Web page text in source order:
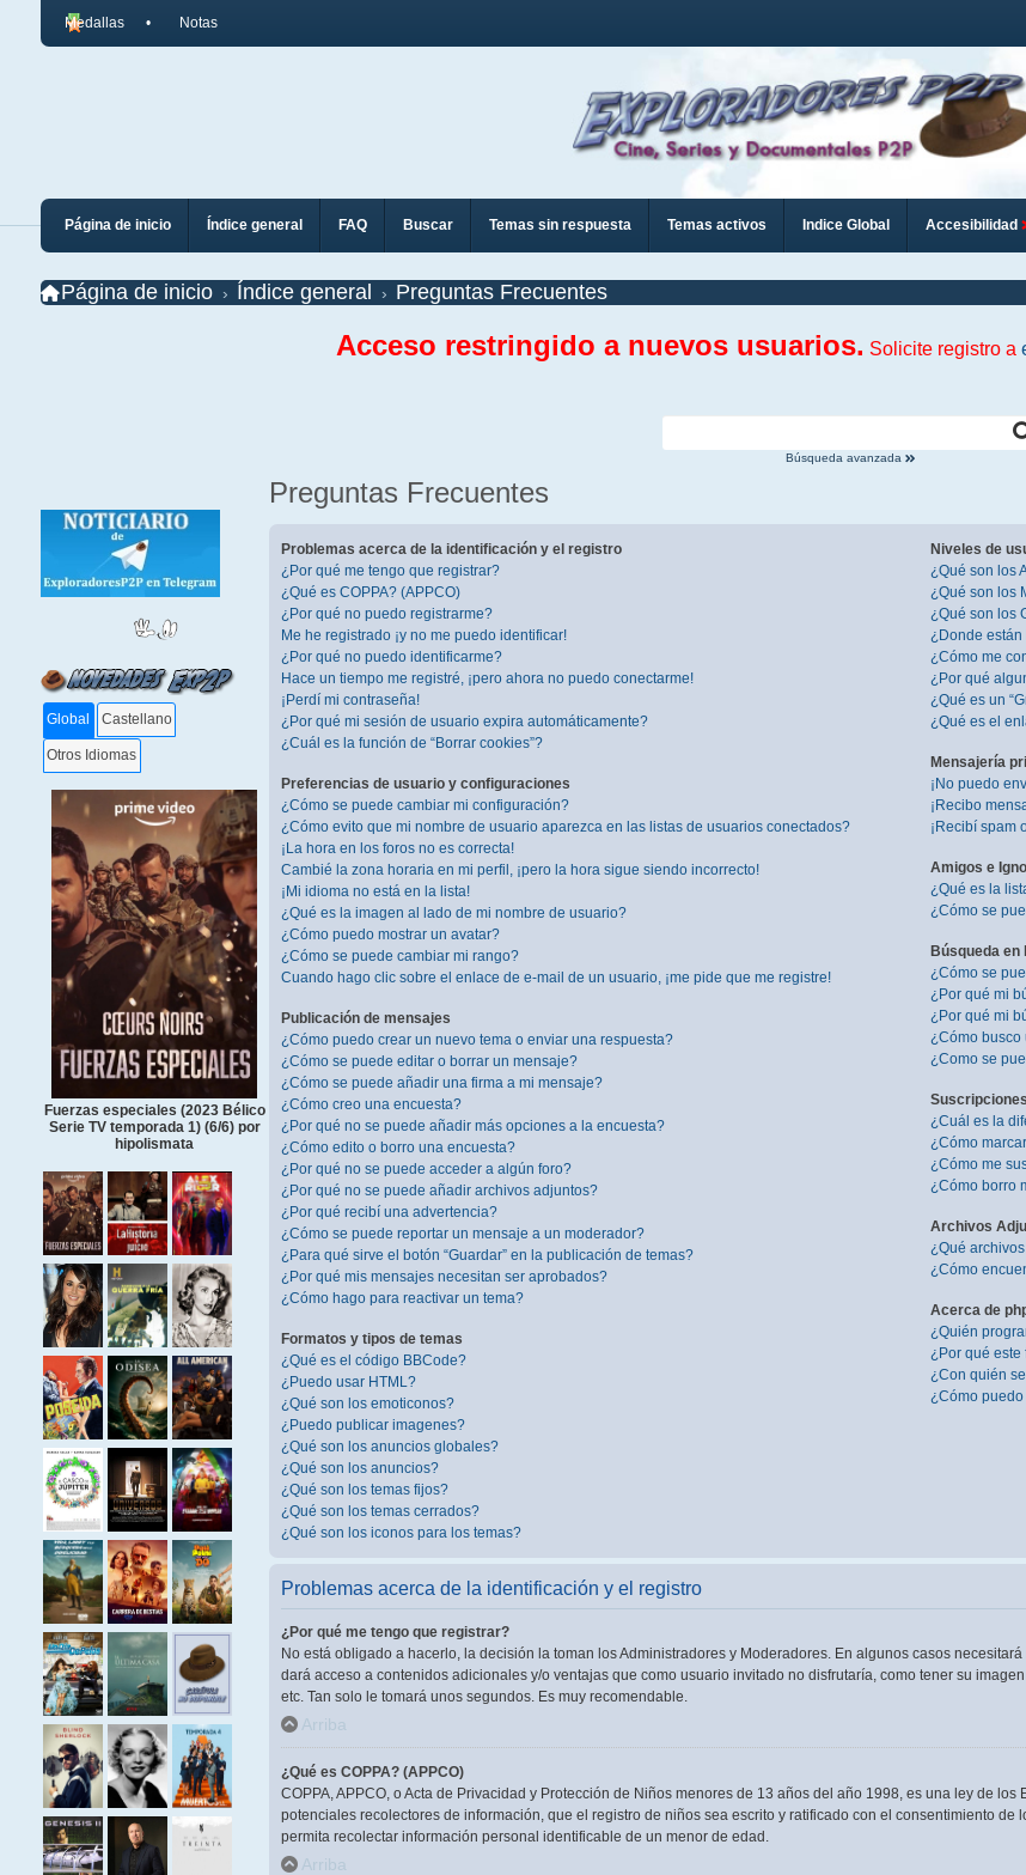
Medallas Notas
Página de inicio Índice general FAQ Buscar Temas sin respuesta Temas activos Indice Global Accesibilidad
Página de inicio Índice general Preguntas Frecuentes
Acceso restringido a nuevos usuarios. Solicite registro a
Búsqueda avanzada
Global Castellano
Otros Idiomas
Fuerzas especiales (2023 Bélico
Serie TV temporada 1) (6/6) por
hipolismata
Preguntas Frecuentes
Problemas acerca de la identificación y el registro
¿Por qué me tengo que registrar?
¿Qué es COPPA? (APPCO)
¿Por qué no puedo registrarme?
Me he registrado ¡y no me puedo identificar!
¿Por qué no puedo identificarme?
Hace un tiempo me registré, ¡pero ahora no puedo conectarme!
¡Perdí mi contraseña!
¿Por qué mi sesión de usuario expira automáticamente?
¿Cuál es la función de “Borrar cookies”?
Preferencias de usuario y configuraciones
¿Cómo se puede cambiar mi configuración?
¿Cómo evito que mi nombre de usuario aparezca en las listas de usuarios conectados?
¡La hora en los foros no es correcta!
Cambié la zona horaria en mi perfil, ¡pero la hora sigue siendo incorrecto!
¡Mi idioma no está en la lista!
¿Qué es la imagen al lado de mi nombre de usuario?
¿Cómo puedo mostrar un avatar?
¿Cómo se puede cambiar mi rango?
Cuando hago clic sobre el enlace de e-mail de un usuario, ¡me pide que me registre!
Publicación de mensajes
¿Cómo puedo crear un nuevo tema o enviar una respuesta?
¿Cómo se puede editar o borrar un mensaje?
¿Cómo se puede añadir una firma a mi mensaje?
¿Cómo creo una encuesta?
¿Por qué no se puede añadir más opciones a la encuesta?
¿Cómo edito o borro una encuesta?
¿Por qué no se puede acceder a algún foro?
¿Por qué no se puede añadir archivos adjuntos?
¿Por qué recibí una advertencia?
¿Cómo se puede reportar un mensaje a un moderador?
¿Para qué sirve el botón “Guardar” en la publicación de temas?
¿Por qué mis mensajes necesitan ser aprobados?
¿Cómo hago para reactivar un tema?
Formatos y tipos de temas
¿Qué es el código BBCode?
¿Puedo usar HTML?
¿Qué son los emoticonos?
¿Puedo publicar imagenes?
¿Qué son los anuncios globales?
¿Qué son los anuncios?
¿Qué son los temas fijos?
¿Qué son los temas cerrados?
¿Qué son los iconos para los temas?
Niveles de
¿Qué son los
¿Qué son los
¿Qué son los
¿Donde están
¿Cómo me
¿Por qué
¿Qué es un
¿Qué es el
Mensajería
¡No puedo
¡Recibo
¡Recibí spam
Amigos e
¿Qué es la
¿Cómo se
Búsqueda en
¿Cómo se
¿Por qué mi
¿Por qué mi
¿Cómo busco
¿Como se
¿Cuál es la
¿Cómo
¿Cómo me
¿Cómo borro
Archivos
¿Qué
¿Cómo
Acerca de
¿Quién
¿Por qué este
¿Con quién
¿Cómo
Problemas acerca de la identificación y el registro
¿Por qué me tengo que registrar?
No está obligado a hacerlo, la decisión la toman los Administradores y Moderadores. En algunos casos
dará acceso a contenidos adicionales y/o ventajas que como usuario invitado no disfrutaría, como tener su
etc. Tan solo le tomará unos segundos. Es muy recomendable.
Arriba
¿Qué es COPPA? (APPCO)
COPPA, APPCO, o Acta de Privacidad y Protección de Niños menores de 13 años del año 1998, es una ley de
potenciales recolectores de información, que el registro de niños sea escrito y ratificado con el consentimiento
permita recolectar información personal identificable de un menor de edad.
Arriba